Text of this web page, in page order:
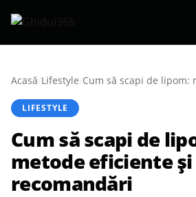
Acasă/Lifestyle/
LIFESTYLE
Cum să scapi de
metode eficiente și
recomandări